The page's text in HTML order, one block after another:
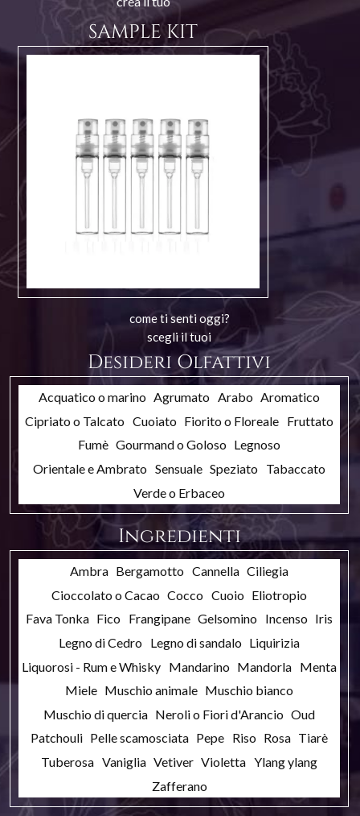
SAMPLE KIT
come ti senti oggi?
scegli il tuoi
Desideri Olfattivi
Acquatico o marino Agrumato Arabo Aromatico
Cipriato o Talcato Cuoiato Fiorito o Floreale Fruttato
Fumè Gourmand o Goloso Legnoso
Orientale e Ambrato Sensuale Speziato Tabaccato
Verde o Erbaceo
Ingredienti
Ambra Bergamotto Cannella Ciliegia
Cioccolato o Cacao Cocco Cuoio Eliotropio
Fava Tonka Fico Frangipane Gelsomino Incenso Iris
Legno di Cedro Legno di sandalo Liquirizia
Liquorosi - Rum e Whisky Mandarino Mandorla Menta
Miele Muschio animale Muschio bianco
Muschio di quercia Neroli o Fiori d'Arancio Oud
Patchouli Pelle scamosciata Pepe Riso Rosa Tiarè
Tuberosa Vaniglia Vetiver Violetta Ylang ylang
Zafferano